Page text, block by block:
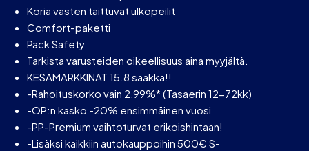
Koria vasten taittuvat ulkopeilit
Comfort-paketti
Pack Safety
Tarkista varusteiden oikeellisuus aina myyjältä.
KESÄMARKKINAT 15.8 saakka!!
-Rahoituskorko vain 2,99%* (Tasaerin 12-72kk)
-OP:n kasko -20% ensimmäinen vuosi
-PP-Premium vaihtoturvat erikoishintaan!
-Lisäksi kaikkiin autokauppoihin 500€ S-